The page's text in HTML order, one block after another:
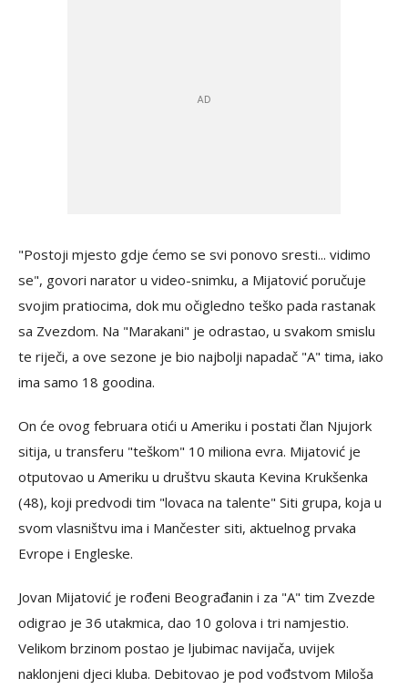
"Postoji mjesto gdje ćemo se svi ponovo sresti... vidimo
se", govori narator u video-snimku, a Mijatović poručuje
svojim pratiocima, dok mu očigledno teško pada rastanak
sa Zvezdom. Na "Marakani" je odrastao, u svakom smislu
te riječi, a ove sezone je bio najbolji napadač "A" tima, iako
ima samo 18 goodina.
On će ovog februara otići u Ameriku i postati član Njujork
sitija, u transferu "teškom" 10 miliona evra. Mijatović je
otputovao u Ameriku u društvu skauta Kevina Krukšenka
(48), koji predvodi tim "lovaca na talente" Siti grupa, koja u
svom vlasništvu ima i Mančester siti, aktuelnog prvaka
Evrope i Engleske.
Jovan Mijatović je rođeni Beograđanin i za "A" tim Zvezde
odigrao je 36 utakmica, dao 10 golova i tri namjestio.
Velikom brzinom postao je ljubimac navijača, uvijek
naklonjeni djeci kluba. Debitovao je pod vođstvom Miloša